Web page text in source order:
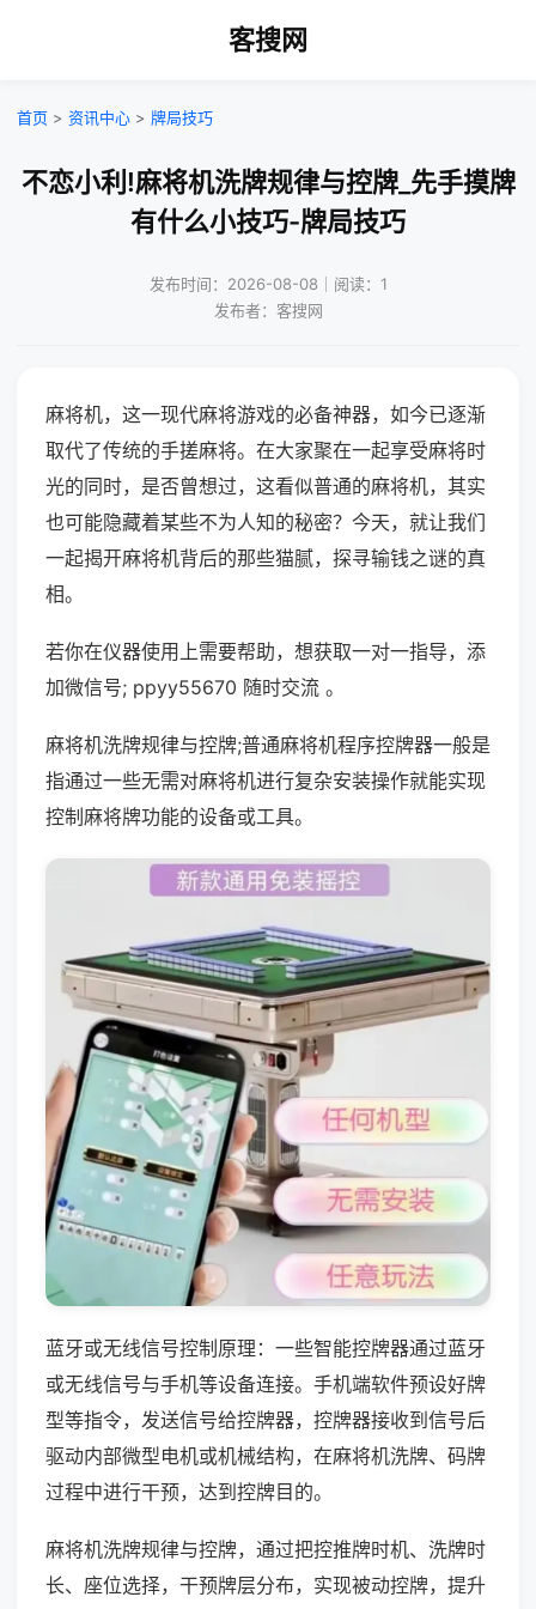
客搜网
首页 > 资讯中心 > 牌局技巧
不恋小利!麻将机洗牌规律与控牌_先手摸牌
有什么小技巧-牌局技巧
发布时间：2026-08-08｜阅读：1
发布者：客搜网
麻将机，这一现代麻将游戏的必备神器，如今已逐渐
取代了传统的手搓麻将。在大家聚在一起享受麻将时
光的同时，是否曾想过，这看似普通的麻将机，其实
也可能隐藏着某些不为人知的秘密？今天，就让我们
一起揭开麻将机背后的那些猫腻，探寻输钱之谜的真
相。
若你在仪器使用上需要帮助，想获取一对一指导，添
加微信号; ppyy55670 随时交流 。
麻将机洗牌规律与控牌;普通麻将机程序控牌器一般是
指通过一些无需对麻将机进行复杂安装操作就能实现
控制麻将牌功能的设备或工具。
蓝牙或无线信号控制原理：一些智能控牌器通过蓝牙
或无线信号与手机等设备连接。手机端软件预设好牌
型等指令，发送信号给控牌器，控牌器接收到信号后
驱动内部微型电机或机械结构，在麻将机洗牌、码牌
过程中进行干预，达到控牌目的。
麻将机洗牌规律与控牌，通过把控推牌时机、洗牌时
长、座位选择，干预牌层分布，实现被动控牌，提升